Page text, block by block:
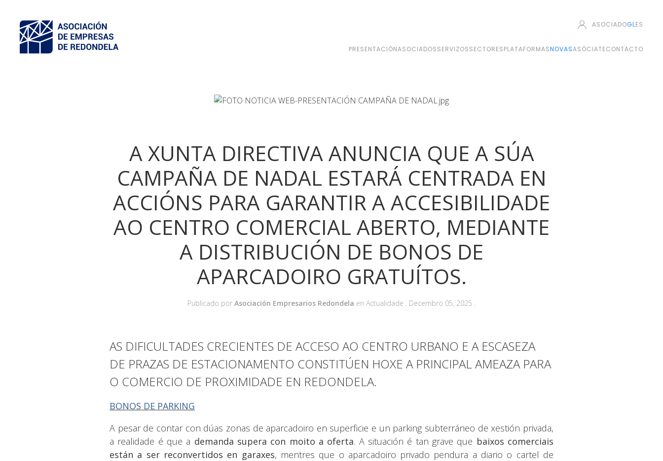
ASOCIADOGLES
PRESENTACIÓNASOCIADOSSERVIZOSSECTORESPLATAFORMASNOVASASÓCIATECONTACTO
A XUNTA DIRECTIVA ANUNCIA QUE A SÚA
CAMPAÑA DE NADAL ESTARÁ CENTRADA EN
ACCIÓNS PARA GARANTIR A ACCESIBILIDADE
AO CENTRO COMERCIAL ABERTO, MEDIANTE
A DISTRIBUCIÓN DE BONOS DE
APARCADOIRO GRATUÍTOS.
Publicado por Asociación Empresarios Redondela en Actualidade Decembro 05, 2025
AS DIFICULTADES CRECIENTES DE ACCESO AO CENTRO URBANO E A ESCASEZA
DE PRAZAS DE ESTACIONAMENTO CONSTITÚEN HOXE A PRINCIPAL AMEAZA PARA
O COMERCIO DE PROXIMIDADE EN REDONDELA.
BONOS DE PARKING
A pesar de contar con dúas zonas de aparcadoiro en superficie e un parking subterráneo de xestión privada,
a realidade é que a demanda supera con moito a oferta. A situación é tan grave que baixos comerciais
están a ser reconvertidos en garaxes, mentres que o aparcadoiro privado pendura a diario o cartel de